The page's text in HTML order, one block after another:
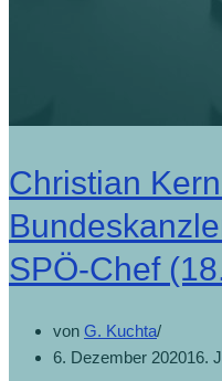
Christian
SPÖ-Chef
von G. Kuchta
6. Dezember 202016.